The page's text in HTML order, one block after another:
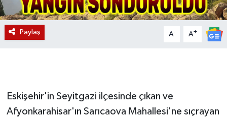
Paylaş A- A+
Eskişehir'in Seyitgazi ilçesinde çıkan ve
Afyonkarahisar'ın Sarıcaova Mahallesi'ne sıçrayan